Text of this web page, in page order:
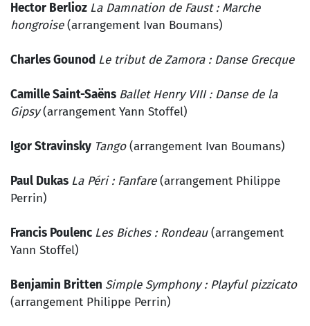
Hector Berlioz La Damnation de Faust : Marche
hongroise(arrangement Ivan Boumans)
Charles Gounod Le tribut de Zamora : Danse Grecque
Camille Saint-Saëns Ballet Henry VIII : Danse de la
Gipsy(arrangement Yann Stoffel)
Igor Stravinsky Tango(arrangement Ivan Boumans)
Paul Dukas La Péri : Fanfare(arrangement Philippe
Perrin)
Francis Poulenc Les Biches : Rondeau(arrangement
Yann Stoffel)
Benjamin Britten Simple Symphony : Playful pizzicato
(arrangement Philippe Perrin)